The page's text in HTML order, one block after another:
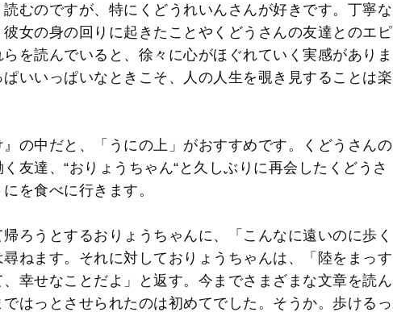
むのですが、特にくどうれいんさんが好きです。丁寧な
女の身の回りに起きたことやくどうさんの友達とのエピ
を読んでいると、徐々に心がほぐれていく実感がありま
いいっぱいなときこそ、人の人生を覗き見することは楽
の中だと、「うにの上」がおすすめです。くどうさんの
友達、“おりょうちゃん“と久しぶりに再会したくどうさ
を食べに行きます。
ろうとするおりょうちゃんに、「こんなに遠いのに歩く
ねます。それに対しておりょうちゃんは、「陸をまっす
、幸せなことだよ」と返す。今までさまざまな文章を読ん
はっとさせられたのは初めてでした。そうか。歩けるっ